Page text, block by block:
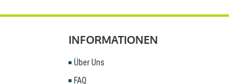
INFORMATIONEN
Über Uns
FAQ